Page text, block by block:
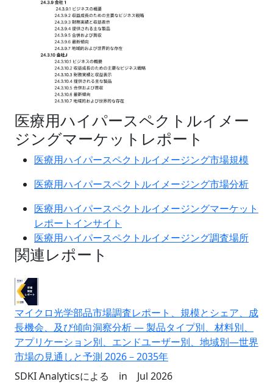
医療用ハイパースペクトルイメー
ジングマーケットレポート
医療用ハイパースペクトルイメージング市場規模
医療用ハイパースペクトルイメージング市場分析
医療用ハイパースペクトルイメージングマーケット
レポートインサイト
医療用ハイパースペクトルイメージング調査場所
関連レポート
マイクロ光学部品市場調査レポート、規模とシェア、成
長機会、及び傾向洞察分析 ― 製品タイプ別、材料別、
アプリケーション別、エンドユーザー別、地域別―世界
市場の見通しと予測 2026－2035年
SDKI Analyticsによる
in Jul 2026